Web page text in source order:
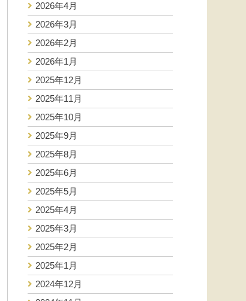
2026年4月
2026年3月
2026年2月
2026年1月
2025年12月
2025年11月
2025年10月
2025年9月
2025年8月
2025年6月
2025年5月
2025年4月
2025年3月
2025年2月
2025年1月
2024年12月